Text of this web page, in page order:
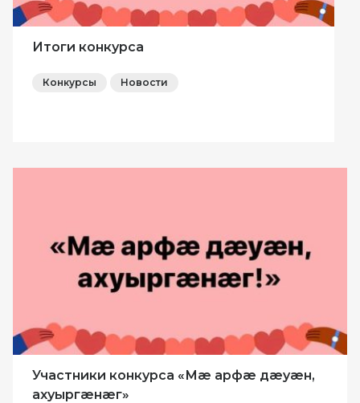
Итоги конкурса
Конкурсы Новости
Участники конкурса «Мæ арфæ дæyæн,
ахуыргæнæг»